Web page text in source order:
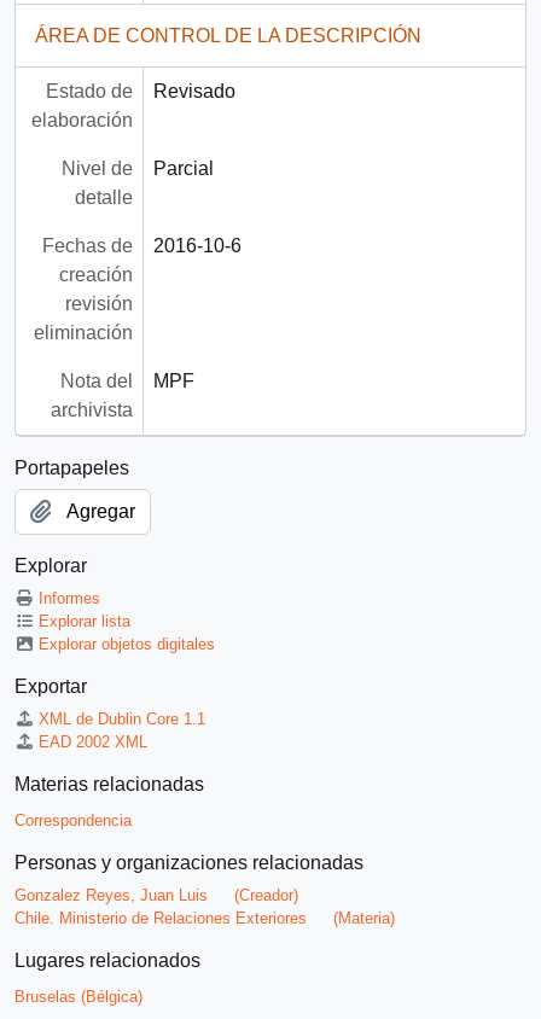
ÁREA DE CONTROL DE LA DESCRIPCIÓN
Estado de
elaboración
Revisado
Nivel de
detalle
Parcial
Fechas de
creación
revisión
eliminación
2016-10-6
Nota del
archivista
MPF
Portapapeles
Agregar
Explorar
Informes
Explorar lista
Explorar objetos digitales
Exportar
XML de Dublin Core 1.1
EAD 2002 XML
Materias relacionadas
Correspondencia
Personas y organizaciones relacionadas
Gonzalez Reyes, Juan Luis
(Creador)
Chile. Ministerio de Relaciones Exteriores
(Materia)
Lugares relacionados
Bruselas (Bélgica)